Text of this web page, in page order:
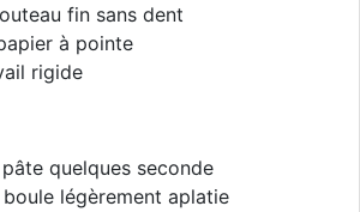
fin sans dent
à pointe
rigide
quelques seconde
boule légèrement aplatie